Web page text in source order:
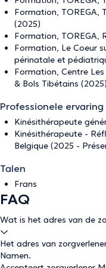
Formation, TOREGA,
(2025)
Formation, TOREGA,
Formation, Le Coeur
périnatale et
Formation, Centre
& Bols Tibétains (2025)
Professionele ervaring
Kinésithérapeute
Kinésithérapeute -
Belgique (2025 -
Talen
Frans
FAQ
Wat is het adres van de
Het adres van
Namen.